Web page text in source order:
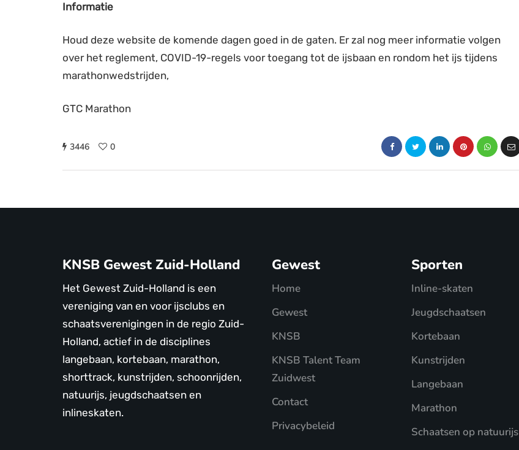
Informatie
Houd deze website de komende dagen goed in de gaten. Er zal nog meer informatie volgen
over het reglement, COVID-19-regels voor toegang tot de ijsbaan en rondom het ijs tijdens
marathonwedstrijden,
GTC Marathon
3446 0
KNSB Gewest Zuid-Holland
Het Gewest Zuid-Holland is een
vereniging van en voor ijsclubs en
schaatsverenigingen in de regio Zuid-
Holland, actief in de disciplines
langebaan, kortebaan, marathon,
shorttrack, kunstrijden, schoonrijden,
natuurijs, jeugdschaatsen en
inlineskaten.
Gewest
Home
Gewest
KNSB
KNSB Talent Team
Zuidwest
Contact
Privacybeleid
Sporten
Inline-skaten
Jeugdschaatsen
Kortebaan
Kunstrijden
Langebaan
Marathon
Schaatsen op natuurijs